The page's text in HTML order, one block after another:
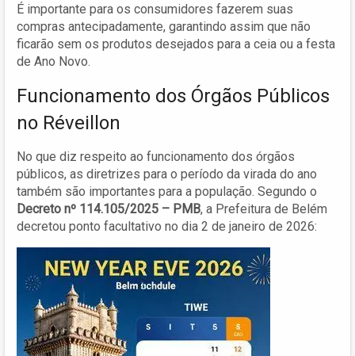
É importante para os consumidores fazerem suas
compras antecipadamente, garantindo assim que não
ficarão sem os produtos desejados para a ceia ou a festa
de Ano Novo.
Funcionamento dos Órgãos Públicos
no Réveillon
No que diz respeito ao funcionamento dos órgãos
públicos, as diretrizes para o período da virada do ano
também são importantes para a população. Segundo o
Decreto nº 114.105/2025 – PMB, a Prefeitura de Belém
decretou ponto facultativo no dia 2 de janeiro de 2026: